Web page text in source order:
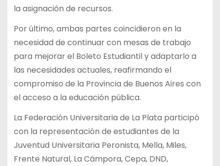
la asignación de recursos.
Por último, ambas partes coincidieron en la
necesidad de continuar con mesas de trabajo
para mejorar el Boleto Estudiantil y adaptarlo a
las necesidades actuales, reafirmando el
compromiso de la Provincia de Buenos Aires con
el acceso a la educación pública.
La Federación Universitaria de La Plata participó
con la representación de estudiantes de la
Juventud Universitaria Peronista, Mella, Miles,
Frente Natural, La Cámpora, Cepa, DND,